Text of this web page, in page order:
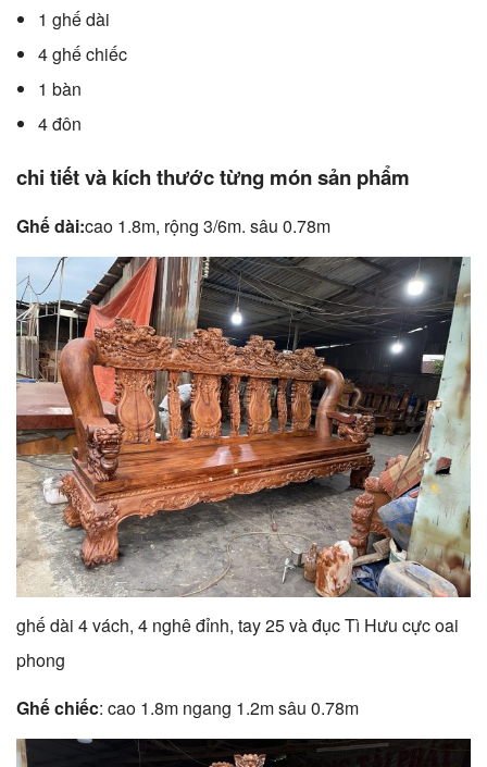
1 ghế dài
4 ghế chiếc
1 bàn
4 đôn
chi tiết và kích thước từng món sản phẩm
Ghế dài:cao 1.8m, rộng 3/6m. sâu 0.78m
ghế dài 4 vách, 4 nghê đỉnh, tay 25 và đục Tì Hưu cực oai
phong
Ghế chiếc: cao 1.8m ngang 1.2m sâu 0.78m